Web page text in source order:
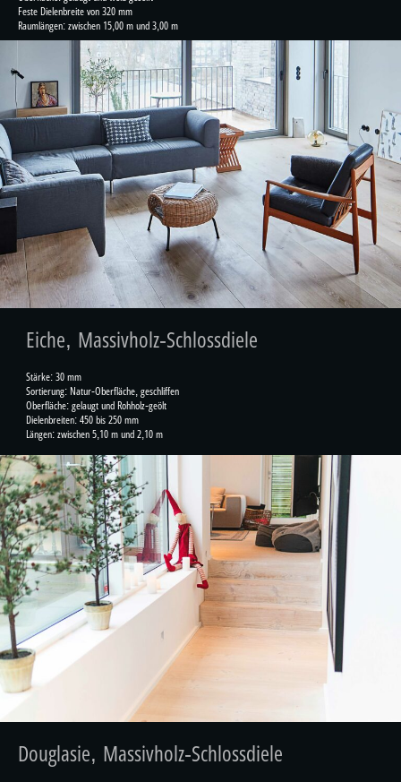
Feste Dielenbreite von 320 mm
Raumlängen: zwischen 15,00 m und 3,00 m
Eiche, Massivholz-Schlossdiele
Stärke: 30 mm
Sortierung: Natur-Oberfläche, geschliffen
Oberfläche: gelaugt und Rohholz-geölt
Dielenbreiten: 450 bis 250 mm
Längen: zwischen 5,10 m und 2,10 m
Douglasie, Massivholz-Schlossdiele